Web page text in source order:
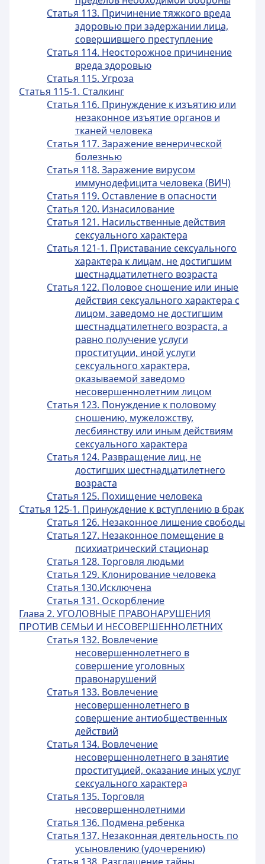
Статья 113. Причинение тяжкого вреда
здоровью при задержании лица,
совершившего преступление
Статья 114. Неосторожное причинение
вреда здоровью
Статья 115. Угроза
Статья 115-1. Сталкинг
Статья 116. Принуждение к изъятию или
незаконное изъятие органов и
тканей человека
Статья 117. Заражение венерической
болезнью
Статья 118. Заражение вирусом
иммунодефицита человека (ВИЧ)
Статья 119. Оставление в опасности
Статья 120. Изнасилование
Статья 121. Насильственные действия
сексуального характера
Статья 121-1. Приставание сексуального
характера к лицам, не достигшим
шестнадцатилетнего возраста
Статья 122. Половое сношение или иные
действия сексуального характера с
лицом, заведомо не достигшим
шестнадцатилетнего возраста, а
равно получение услуги
проституции, иной услуги
сексуального характера,
оказываемой заведомо
несовершеннолетним лицом
Статья 123. Понуждение к половому
сношению, мужеложству,
лесбиянству или иным действиям
сексуального характера
Статья 124. Развращение лиц, не
достигших шестнадцатилетнего
возраста
Статья 125. Похищение человека
Статья 125-1. Принуждение к вступлению в брак
Статья 126. Незаконное лишение свободы
Статья 127. Незаконное помещение в
психиатрический стационар
Статья 128. Торговля людьми
Статья 129. Клонирование человека
Статья 130.Исключена
Статья 131. Оскорбление
Глава 2. УГОЛОВНЫЕ ПРАВОНАРУШЕНИЯ
ПРОТИВ СЕМЬИ И НЕСОВЕРШЕННОЛЕТНИХ
Статья 132. Вовлечение
несовершеннолетнего в
совершение уголовных
правонарушений
Статья 133. Вовлечение
несовершеннолетнего в
совершение антиобщественных
действий
Статья 134. Вовлечение
несовершеннолетнего в занятие
проституцией, оказание иных услуг
сексуального характера
Статья 135. Торговля
несовершеннолетними
Статья 136. Подмена ребенка
Статья 137. Незаконная деятельность по
усыновлению (удочерению)